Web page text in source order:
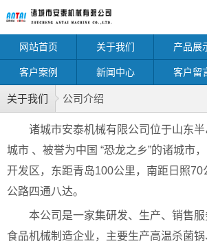
网站首页 关于我们 产品展
客户案例 新闻中心 客户留
关于我们 公司介绍
诸城市安泰机械有限公司位于山东
城市 、被誉为中国 “恐龙之乡”的诸城市
开发区，东距青岛100公里，南距日照70
公路四通八达。
本公司是一家集研发、生产、销售
食品机械制造企业，主要生产高温杀菌